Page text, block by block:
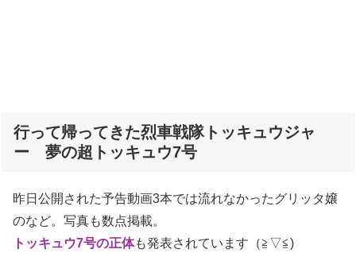
行って帰ってきた烈車戦隊トッキュウジャ
ー 夢の超トッキュウ7号
昨日公開された予告動画3本では流れなかったグリッタ嬢
のなど。写真も数点掲載。
トッキュウ7号の正体も発表されています（≧▽≦)